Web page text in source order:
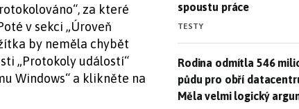
za které
v sekci „Úroveň
by neměla chybět
„Protokoly událostí“
Windows“ a klikněte na
spoustu práce
TESTY
Rodina odmítla 546
Rodina odmítla 546
půdu pro obří
Měla velmi logický